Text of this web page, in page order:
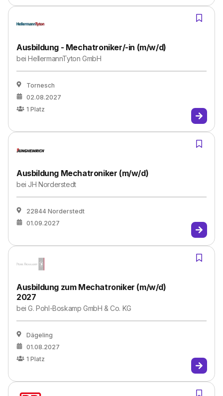
Ausbildung - Mechatroniker/-in (m/w/d)
beiHellermannTyton GmbH
Tornesch
02.08.2027
1 Platz
Ausbildung Mechatroniker (m/w/d)
bei JH Norderstedt
22844 Norderstedt
01.09.2027
Ausbildung zum Mechatroniker (m/w/d)
2027
beiG. Pohl-Boskamp GmbH & Co. KG
Dägeling
01.08.2027
1 Platz